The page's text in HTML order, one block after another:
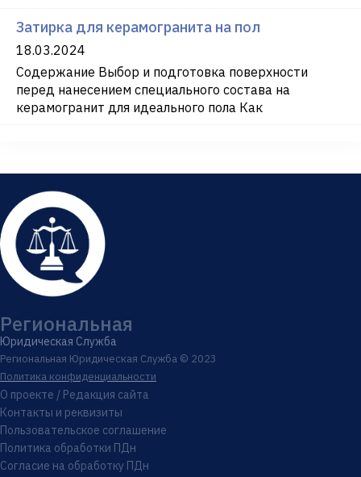
Затирка для керамогранита на пол
18.03.2024
Содержание Выбор и подготовка поверхности
перед нанесением специального состава на
керамогранит для идеального пола Как
Региональная
Юридическая Служба
Региональная Юридическая Служба © 2023
Политика конфиденциальности
О проекте / Редакция сайта
Контакты и реквизиты
Пользовательское соглашение
Политика обработки ПДн
Согласие на обработку ПДн